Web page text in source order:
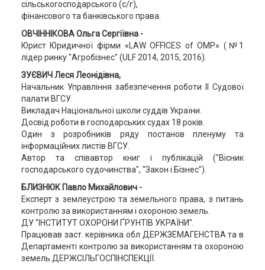
сільськогосподарського (с/г),
фінансового та банківського права.
ОВЧІННІКОВА Ольга Сергіївна -
Юрист Юридичної фірми «LAW OFFICES of OMP» (№1
лідер ринку "Агробізнес" (ULF 2014, 2015, 2016).
ЗУЄВИЧ Леся Леонідівна,
Начальник Управління забезпечення роботи ІІ Судової
палати ВГСУ.
Викладач Національної школи суддів України.
Досвід роботи в господарських судах 18 років.
Один з розробників ряду постанов пленуму та
інформаційних листів ВГСУ.
Автор та співавтор книг і публікацій ("Вісник
господарського судочинства", "Закон і Бізнес").
БЛИЗНЮК Павло Михайлович -
Експерт з землеустрою та земельного права, з питань
контролю за використанням і охороною земель.
ДУ "ІНСТИТУТ ОХОРОНИ ҐРУНТІВ УКРАЇНИ".
Працював заст. керівника обл ДЕРЖЗЕМАГЕНСТВА та в
Департаменті контролю за використанням та охороною
земель ДЕРЖСІЛЬГОСПІНСПЕКЦІЇ.